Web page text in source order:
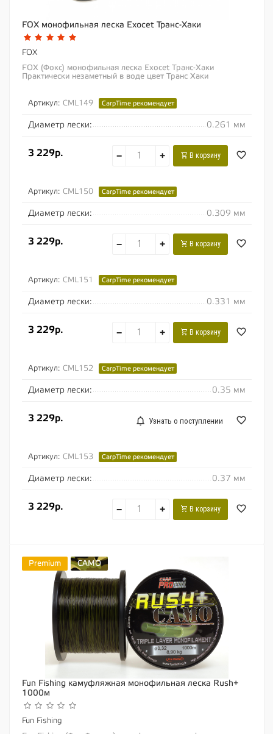
FOX монофильная леска Exocet Транс-Хаки
FOX
FOX (Фокс) монофильная леска Exocet Транс-Хаки
Практически незаметный в воде цвет Транс Хаки
Артикул: CML149 CarpTime рекомендует
Диаметр лески: 0.261 мм
3 229р. − + В корзину
Артикул: CML150 CarpTime рекомендует
Диаметр лески: 0.309 мм
3 229р. − + В корзину
Артикул: CML151 CarpTime рекомендует
Диаметр лески: 0.331 мм
3 229р. − + В корзину
Артикул: CML152 CarpTime рекомендует
Диаметр лески: 0.35 мм
3 229р. Узнать о поступлении
Артикул: CML153 CarpTime рекомендует
Диаметр лески: 0.37 мм
3 229р. − + В корзину
Premium CAMO
Fun Fishing камуфляжная монофильная леска Rush+
1000м
Fun Fishing